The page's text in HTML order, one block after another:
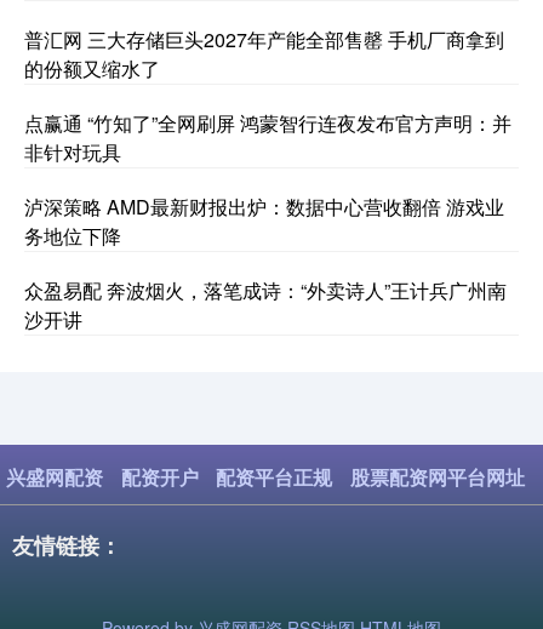
普汇网 三大存储巨头2027年产能全部售罄 手机厂商拿到
的份额又缩水了
点赢通 “竹知了”全网刷屏 鸿蒙智行连夜发布官方声明：并
非针对玩具
泸深策略 AMD最新财报出炉：数据中心营收翻倍 游戏业
务地位下降
众盈易配 奔波烟火，落笔成诗：“外卖诗人”王计兵广州南
沙开讲
兴盛网配资 配资开户 配资平台正规 股票配资网平台网址
友情链接：